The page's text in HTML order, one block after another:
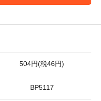
504円(税46円)
BP5117